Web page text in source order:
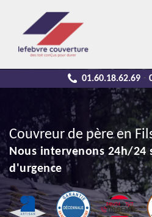
01.60.18.62.69 -
Couvreur de père en
Nous intervenons 24h/24
d'urgence